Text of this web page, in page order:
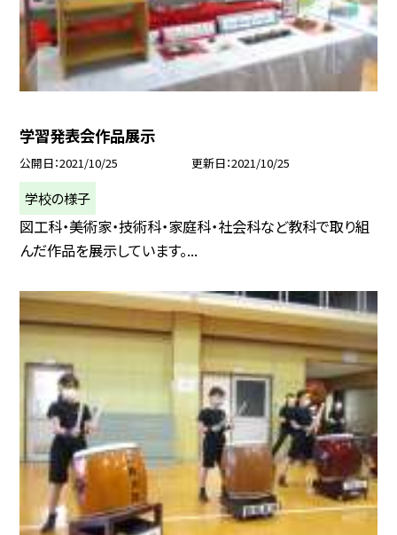
学習発表会作品展示
公開日 2021/10/25 更新日 2021/10/25
学校の様子
図工科・美術家・技術科・家庭科・社会科など教科で取り組
んだ作品を展示しています。...